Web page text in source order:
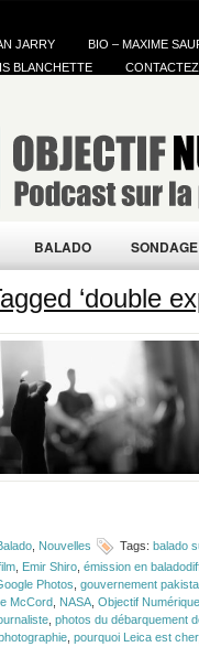
JARRY BIO – MAXIME
BLANCHETTE
BALADO SONDAGE
‘double
Nouvelles Tags: balado
Emir Shiro émission en
Photos gouvernement
McCord NASA Objectif Numérique
photos du débarquement
pourquoi Leica est cher,